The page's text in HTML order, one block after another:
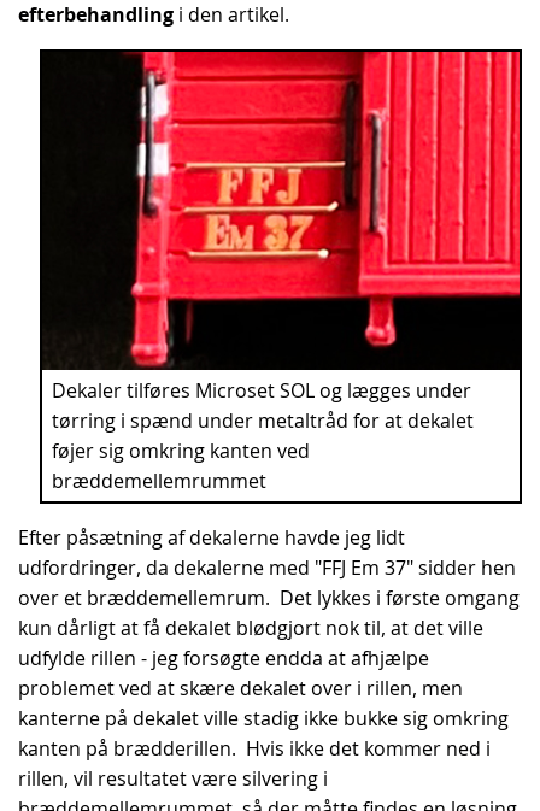
efterbehandling i den artikel.
Dekaler tilføres Microset SOL og lægges under
tørring i spænd under metaltråd for at dekalet
føjer sig omkring kanten ved
bræddemellemrummet
Efter påsætning af dekalerne havde jeg lidt
udfordringer, da dekalerne med "FFJ Em 37" sidder hen
over et bræddemellemrum. Det lykkes i første omgang
kun dårligt at få dekalet blødgjort nok til, at det ville
udfylde rillen - jeg forsøgte endda at afhjælpe
problemet ved at skære dekalet over i rillen, men
kanterne på dekalet ville stadig ikke bukke sig omkring
kanten på brædderillen. Hvis ikke det kommer ned i
rillen, vil resultatet være silvering i